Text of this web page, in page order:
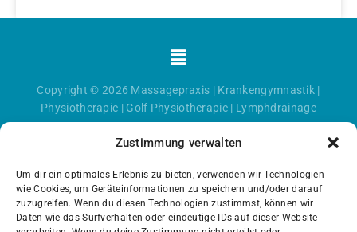
Zustimmung verwalten
Um dir ein optimales Erlebnis zu bieten, verwenden wir Technologien
wie Cookies, um Geräteinformationen zu speichern und/oder darauf
zuzugreifen. Wenn du diesen Technologien zustimmst, können wir
Daten wie das Surfverhalten oder eindeutige IDs auf dieser Website
Menü
Copyright © 2026 Massagepraxis | Krankengymnastik |
Physiotherapie | Golf Physiotherapie | Lymphdrainage